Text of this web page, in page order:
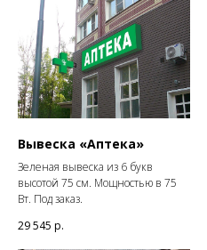
Вывеска «Аптека»
Зеленая вывеска из 6 букв
высотой 75 см. Мощностью в 75
Вт. Под заказ.
29 545 р.